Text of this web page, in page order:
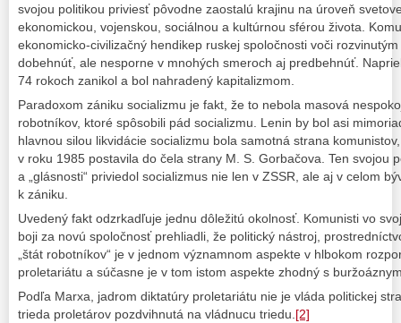
svojou politikou priviesť pôvodne zaostalú krajinu na úroveň
ekonomickou, vojenskou, sociálnou a kultúrnou sférou života.
ekonomicko-civilizačný hendikep ruskej spoločnosti voči
dobehnúť, ale nesporne v mnohých smeroch aj predbehnúť.
74 rokoch zanikol a bol nahradený kapitalizmom.
Paradoxom zániku socializmu je fakt, že to nebola masová
robotníkov, ktoré spôsobili pád socializmu. Lenin by bol asi
hlavnou silou likvidácie socializmu bola samotná strana
v roku 1985 postavila do čela strany M. S. Gorbačova. Ten svojou
a „glásnosti“ priviedol socializmus nie len v ZSSR, ale aj v celom
k zániku.
Uvedený fakt odzrkadľuje jednu dôležitú okolnosť. Komunisti vo
boji za novú spoločnosť prehliadli, že politický nástroj,
„štát robotníkov“ je v jednom významnom aspekte v hlbokom
proletariátu a súčasne je v tom istom aspekte zhodný s
Podľa Marxa, jadrom diktatúry proletariátu nie je vláda politickej
trieda proletárov pozdvihnutá na vládnucu triedu.[2]